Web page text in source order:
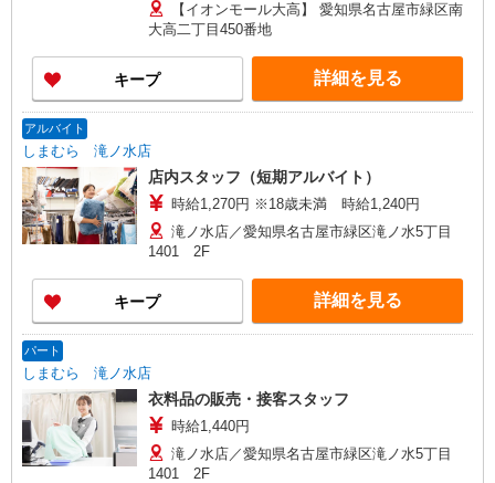
【イオンモール大高】 愛知県名古屋市緑区南
大高二丁目450番地
キープ 詳細を見る
アルバイト
しまむら 滝ノ水店
店内スタッフ（短期アルバイト）
時給1,270円 ※18歳未満 時給1,240円
滝ノ水店／愛知県名古屋市緑区滝ノ水5丁目
1401 2F
キープ 詳細を見る
パート
しまむら 滝ノ水店
衣料品の販売・接客スタッフ
時給1,440円
滝ノ水店／愛知県名古屋市緑区滝ノ水5丁目
1401 2F